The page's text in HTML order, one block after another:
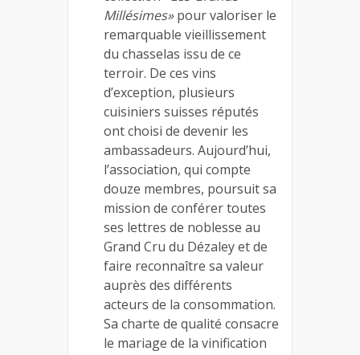
Millésimes»pour valoriser le
remarquable vieillissement
du chasselas issu de ce
terroir. De ces vins
d’exception, plusieurs
cuisiniers suisses réputés
ont choisi de devenir les
ambassadeurs. Aujourd’hui,
l’association, qui compte
douze membres, poursuit sa
mission de conférer toutes
ses lettres de noblesse au
Grand Cru du Dézaley et de
faire reconnaître sa valeur
auprès des différents
acteurs de la consommation.
Sa charte de qualité consacre
le mariage de la vinification